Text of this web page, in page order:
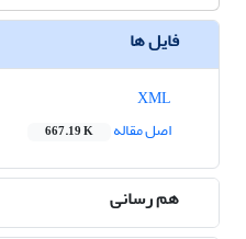
فایل ها
اصل مقاله
667.19 K
هم رسانی